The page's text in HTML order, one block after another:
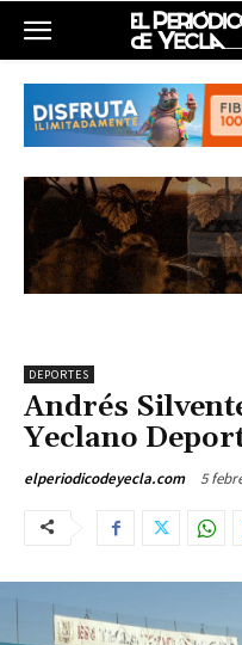
DEPORTES
Andrés
Yeclano
elperiodicodeyecla.com 5